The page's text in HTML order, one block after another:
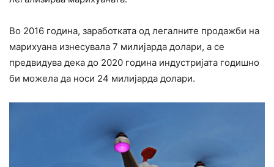
Во 2016 година, заработката од легалните продажби на
марихуана изнесувала 7 милијарда долари, а се
предвидува дека до 2020 година индустријата годишно
би можела да носи 24 милијарда долари.